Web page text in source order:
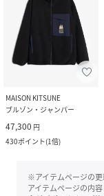
MAISON KITSUNE
ブルゾン・ジャンパー
47,300 円
430ポイント(1倍)
※アイテムページの
アイテムページの内